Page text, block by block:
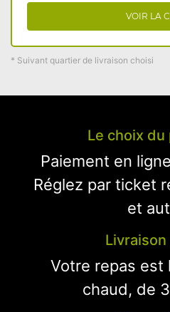
VOIR LA
* Suivant quartier de livraison choisi
Le choix du
Paiement en
Réglez par ticket
et
Votre repas est
chaud, de